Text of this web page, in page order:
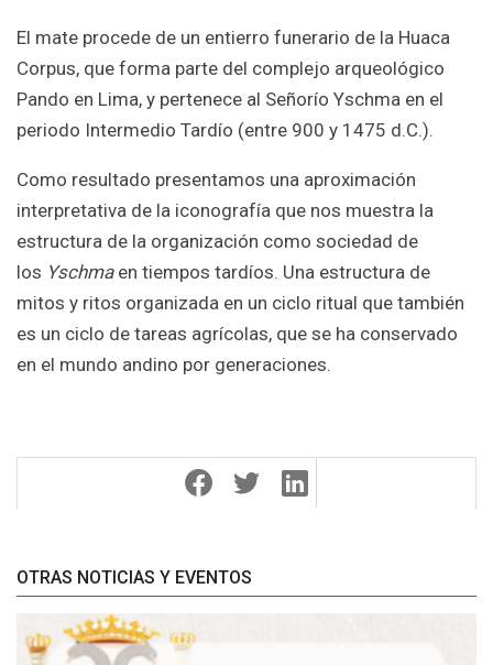
El mate procede de un entierro funerario de la Huaca
Corpus, que forma parte del complejo arqueológico
Pando en Lima, y pertenece al Señorío Yschma en el
periodo Intermedio Tardío (entre 900 y 1475 d.C.).
Como resultado presentamos una aproximación
interpretativa de la iconografía que nos muestra la
estructura de la organización como sociedad de
los Yschmaen tiempos tardíos. Una estructura de
mitos y ritos organizada en un ciclo ritual que también
es un ciclo de tareas agrícolas, que se ha conservado
en el mundo andino por generaciones.
OTRAS NOTICIAS Y EVENTOS